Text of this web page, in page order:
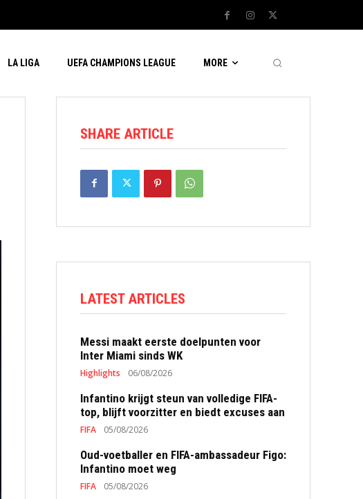
LA LIGA UEFA CHAMPIONS LEAGUE MORE
SHARE ARTICLE
LATEST ARTICLES
Messi maakt eerste doelpunten voor
Inter Miami sinds WK
Highlights 06/08/2026
Infantino krijgt steun van volledige FIFA-
top, blijft voorzitter en biedt excuses aan
FIFA 05/08/2026
Oud-voetballer en FIFA-ambassadeur Figo:
Infantino moet weg
FIFA 05/08/2026